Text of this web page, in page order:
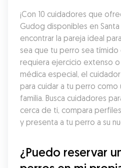
¡Con 10 cuidadores que
Gudog disponibles en Santa
encontrar la pareja ideal
sea que tu perro sea tímido
requiera ejercicio extenso
médica especial, el
para cuidar a tu perro como
familia. Busca cuidadores
cerca de ti, compara
y presenta a tu perro a su
¿Puedo reservar